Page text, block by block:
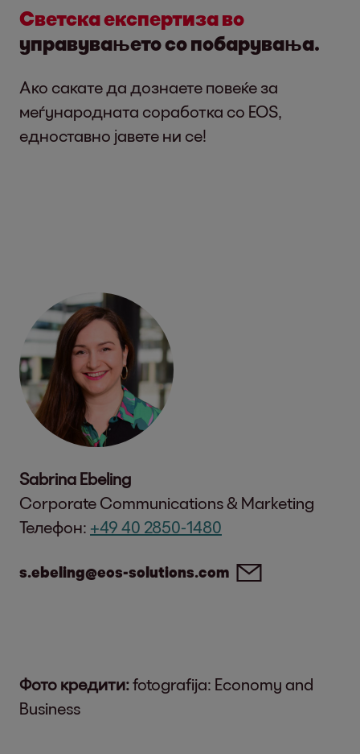
Светска експертиза во
управувањето со побарувања.
Ако сакате да дознаете повеќе за
меѓународната соработка со EOS,
едноставно јавете ни се!
Sabrina Ebeling
Corporate Communications & Marketing
Телефон: +49 40 2850-1480
s.ebeling@eos-solutions.com
Фото кредити:fotografija: Economy and
Business